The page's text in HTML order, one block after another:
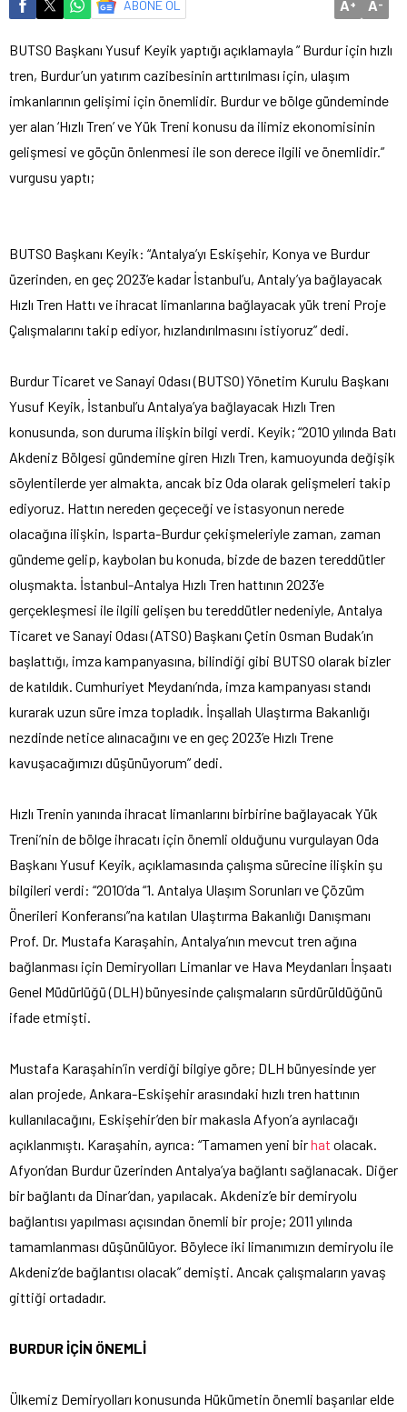
ABONE OL A+ A-
BUTSO Başkanı Yusuf Keyik yaptığı açıklamayla ” Burdur için hızlı
tren, Burdur’un yatırım cazibesinin arttırılması için, ulaşım
imkanlarının gelişimi için önemlidir. Burdur ve bölge gündeminde
yer alan ‘Hızlı Tren’ ve Yük Treni konusu da ilimiz ekonomisinin
gelişmesi ve göçün önlenmesi ile son derece ilgili ve önemlidir.”
vurgusu yaptı;
BUTSO Başkanı Keyik: “Antalya’yı Eskişehir, Konya ve Burdur
üzerinden, en geç 2023’e kadar İstanbul’u, Antaly’ya bağlayacak
Hızlı Tren Hattı ve ihracat limanlarına bağlayacak yük treni Proje
Çalışmalarını takip ediyor, hızlandırılmasını istiyoruz” dedi.
Burdur Ticaret ve Sanayi Odası (BUTSO) Yönetim Kurulu Başkanı
Yusuf Keyik, İstanbul’u Antalya’ya bağlayacak Hızlı Tren
konusunda, son duruma ilişkin bilgi verdi. Keyik; “2010 yılında Batı
Akdeniz Bölgesi gündemine giren Hızlı Tren, kamuoyunda değişik
söylentilerde yer almakta, ancak biz Oda olarak gelişmeleri takip
ediyoruz. Hattın nereden geçeceği ve istasyonun nerede
olacağına ilişkin, Isparta-Burdur çekişmeleriyle zaman, zaman
gündeme gelip, kaybolan bu konuda, bizde de bazen tereddütler
oluşmakta. İstanbul-Antalya Hızlı Tren hattının 2023’e
gerçekleşmesi ile ilgili gelişen bu tereddütler nedeniyle, Antalya
Ticaret ve Sanayi Odası (ATSO) Başkanı Çetin Osman Budak’ın
başlattığı, imza kampanyasına, bilindiği gibi BUTSO olarak bizler
de katıldık. Cumhuriyet Meydanı’nda, imza kampanyası standı
kurarak uzun süre imza topladık. İnşallah Ulaştırma Bakanlığı
nezdinde netice alınacağını ve en geç 2023’e Hızlı Trene
kavuşacağımızı düşünüyorum” dedi.
Hızlı Trenin yanında ihracat limanlarını birbirine bağlayacak Yük
Treni’nin de bölge ihracatı için önemli olduğunu vurgulayan Oda
Başkanı Yusuf Keyik, açıklamasında çalışma sürecine ilişkin şu
bilgileri verdi: “2010’da “1. Antalya Ulaşım Sorunları ve Çözüm
Önerileri Konferansı”na katılan Ulaştırma Bakanlığı Danışmanı
Prof. Dr. Mustafa Karaşahin, Antalya’nın mevcut tren ağına
bağlanması için Demiryolları Limanlar ve Hava Meydanları İnşaatı
Genel Müdürlüğü (DLH) bünyesinde çalışmaların sürdürüldüğünü
ifade etmişti.
Mustafa Karaşahin’in verdiği bilgiye göre; DLH bünyesinde yer
alan projede, Ankara-Eskişehir arasındaki hızlı tren hattının
kullanılacağını, Eskişehir’den bir makasla Afyon’a ayrılacağı
açıklanmıştı. Karaşahin, ayrıca: “Tamamen yeni birhat olacak.
Afyon’dan Burdur üzerinden Antalya’ya bağlantı sağlanacak. Diğer
bir bağlantı da Dinar’dan, yapılacak. Akdeniz’e bir demiryolu
bağlantısı yapılması açısından önemli bir proje; 2011 yılında
tamamlanması düşünülüyor. Böylece iki limanımızın demiryolu ile
Akdeniz’de bağlantısı olacak” demişti. Ancak çalışmaların yavaş
gittiği ortadadır.
BURDUR İÇİN ÖNEMLİ
Ülkemiz Demiryolları konusunda Hükümetin önemli başarılar elde